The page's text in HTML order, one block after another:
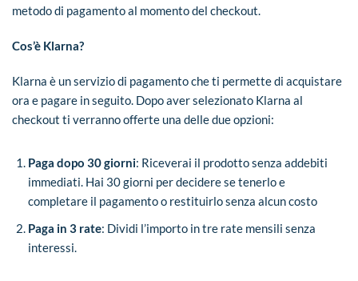
metodo di pagamento al momento del checkout.
Cos’è Klarna?
Klarna è un servizio di pagamento che ti permette di acquistare
ora e pagare in seguito. Dopo aver selezionato Klarna al
checkout ti verranno offerte una delle due opzioni:
Paga dopo 30 giorni: Riceverai il prodotto senza addebiti
immediati. Hai 30 giorni per decidere se tenerlo e
completare il pagamento o restituirlo senza alcun costo
Paga in 3 rate: Dividi l’importo in tre rate mensili senza
interessi.